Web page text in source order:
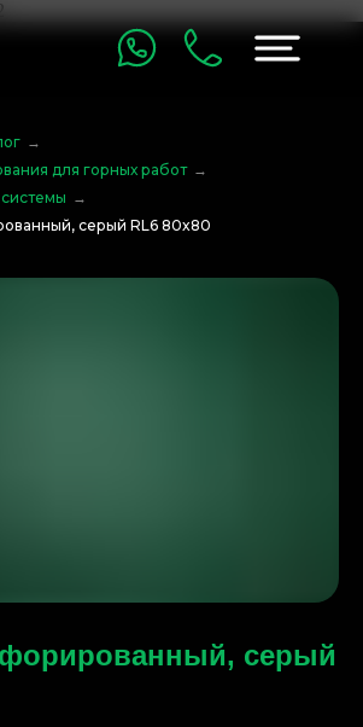
→
для горных работ →
→
серый RL6 80x80
серый